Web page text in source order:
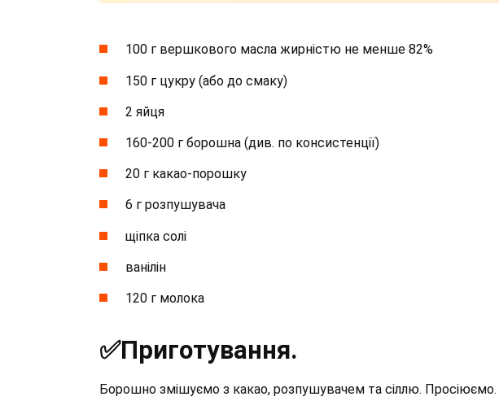
100 г вершкового масла жирністю не менше 82%
150 г цукру (або до смаку)
2 яйця
160-200 г борошна (див. по консистенції)
20 г какао-порошку
6 г розпушувача
щіпка солі
ванілін
120 г молока
✅Приготування.
Борошно змішуємо з какао, розпушувачем та сіллю. Просіюємо.